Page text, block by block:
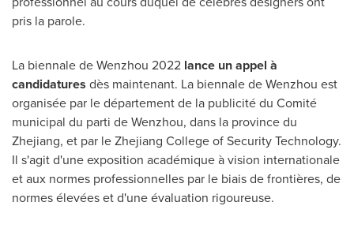
pris la parole.
La biennale de Wenzhou 2022 lance un appel à
candidatures dès maintenant. La biennale de Wenzhou est
organisée par le département de la publicité du Comité
municipal du parti de Wenzhou, dans la province du
Zhejiang, et par leZhejiang College of Security Technology.
Il s'agit d'une exposition académique à vision internationale
et aux normes professionnelles par le biais de frontières, de
normes élevées et d'une évaluation rigoureuse.